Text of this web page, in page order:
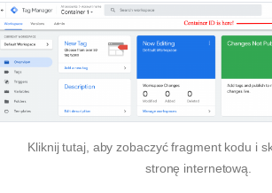
Kliknij tutaj, aby zobaczyć fragment kodu i
stronę internetową.